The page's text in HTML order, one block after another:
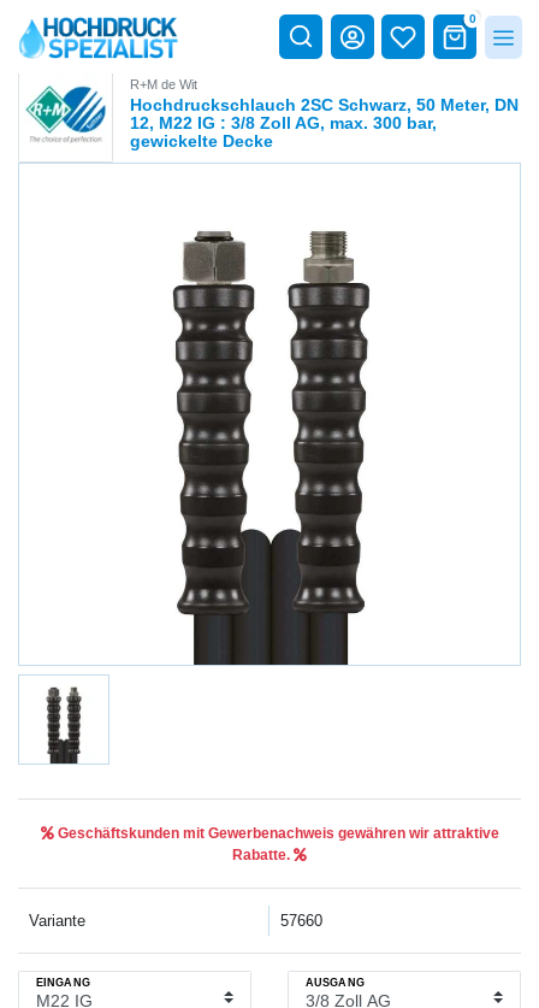
0
R+M de Wit
Hochdruckschlauch 2SC Schwarz, 50 Meter, DN
12, M22 IG : 3/8 Zoll AG, max. 300 bar,
gewickelte Decke
Geschäftskunden mit Gewerbenachweis gewähren wir attraktive
Rabatte.
Variante 57660
EINGANG AUSGANG